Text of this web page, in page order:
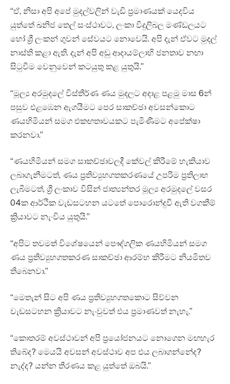
“ඒ, නිසා අපි අපේ මුදල්වලින් වැඩි ප්‍රමාණයක් යෙදවිය
යුත්තේ ඛනිජ තෙල් සංස්ථාවට, ලංකා විදුලිබල මණ්ඩලයට
හෝ ශ්‍රී ලංකන් ගුවන් සේවයට නොවෙයි. අපි දැන් ඒවට මුදල්
නාස්ති කළා ඇති. දැන් අපි අඩු ආදායම්ලාභි ජනතාව නඟා
සිටුවීම වෙනුවෙන් කටයුතු කළ යුතුයි.”
“මූල්‍ය අරමුදලේ විස්තීර්ණ ණය මුදලට අදාළ පළමු මාස 6න්
පසුව එළඹෙන ඇගයීමට පෙර සාකච්ඡා අවසන්කොට
ණයහිමියන් සමග එකඟතාවයකට පැමිණීමට අපේක්ෂා
කරනවා.”
“ණයහිමියන් සමග සාකච්ඡාවලදී කේවල් කිරීමේ හැකියාව
ලබාගැනීමටත්, ණය ප්‍රතිව්‍යුහගතකරණයේ උපරිම ප්‍රතිලාභ
ලැබීමටත්, ශ්‍රී ලංකාව විසින් ජාත්‍යන්තර මූල්‍ය අරමුදලේ වසර
04ක ආර්ථික වැඩසටහන යටතේ පොරොන්දුවී ඇති වගකීම්
ක්‍රියාවට නැංවිය යුතුයි.”
“අපිට තවමත් විශේෂයෙන් පෞද්ගලික ණයහිමියන් සමග
ණය ප්‍රතිව්‍යුහගතකරණ සාකච්ඡා ආරම්භ කිරීමට නියමිතව
තිබෙනවා.”
“මෙතැන් සිට අපි ණය ප්‍රතිව්‍යුහගතකොට සිව්වන
වැඩසටහන ක්‍රියාවට නැංවුවත් එය ප්‍රමාණවත් නැහැ.”
“කොතරම් අවස්ථාවන් අපි ප්‍රයෝජනයට නොගෙන මඟහැර
තිබේද? මෙයයි අවසන් අවස්ථාව අප එය ලබාගන්නේද?
නැද්ද? යන්න තීරණය කළ යුත්තේ ඔබයි.”